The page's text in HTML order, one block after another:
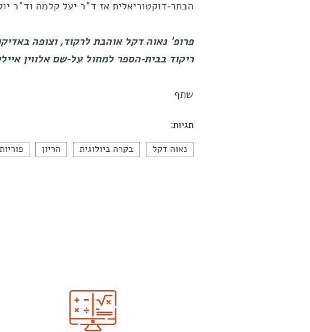
הבתר-דוקטוריאלית אז ד"ר יעל קלמה וד"ר
פרופ' נאוה דקל אוהבת לרקוד, וצופה
ריקוד בבית-הספר למחול על-שם אלווין
שתף
תגיות:
נאוה דקל בקרה ביולוגית הריון פוריות